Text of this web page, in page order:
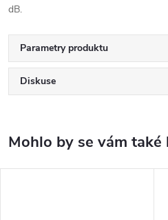
dB.
Parametry produktu
Diskuse